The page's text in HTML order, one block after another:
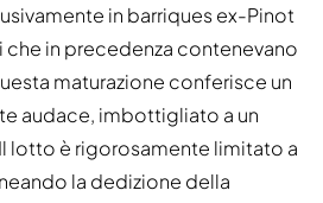
in barriques ex-Pinot
che in precedenza contenevano
maturazione conferisce un
audace, imbottigliato a un
lotto è rigorosamente limitato a
la dedizione della